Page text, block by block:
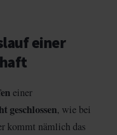
einer
einer
geschlossen, wie bei
kommt nämlich das